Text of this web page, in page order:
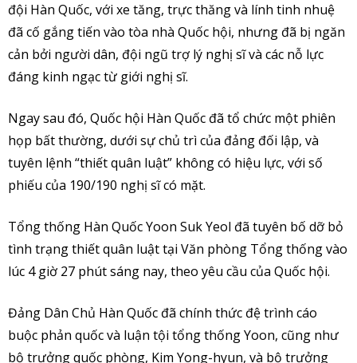
đội Hàn Quốc, với xe tăng, trực thăng và lính tinh nhuệ
đã cố gắng tiến vào tòa nhà Quốc hội, nhưng đã bị ngăn
cản bởi người dân, đội ngũ trợ lý nghị sĩ và các nỗ lực
đáng kinh ngạc từ giới nghị sĩ.
Ngay sau đó, Quốc hội Hàn Quốc đã tổ chức một phiên
họp bất thường, dưới sự chủ trì của đảng đối lập, và
tuyên lệnh “thiết quân luật” không có hiệu lực, với số
phiếu của 190/190 nghị sĩ có mặt.
Tổng thống Hàn Quốc Yoon Suk Yeol đã tuyên bố dỡ bỏ
tình trạng thiết quân luật tại Văn phòng Tổng thống vào
lúc 4 giờ 27 phút sáng nay, theo yêu cầu của Quốc hội.
Đảng Dân Chủ Hàn Quốc đã chính thức đệ trình cáo
buộc phản quốc và luận tội tổng thống Yoon, cũng như
bộ trưởng quốc phòng, Kim Yong-hyun, và bộ trưởng